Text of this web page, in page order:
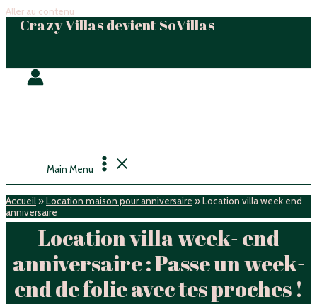
Aller au contenu
Crazy Villas devient SoVillas
Main Menu
Accueil»Location maison pour anniversaire »Location villa week end
anniversaire
Location villa week- end
anniversaire : Passe un week-
end de folie avec tes proches !